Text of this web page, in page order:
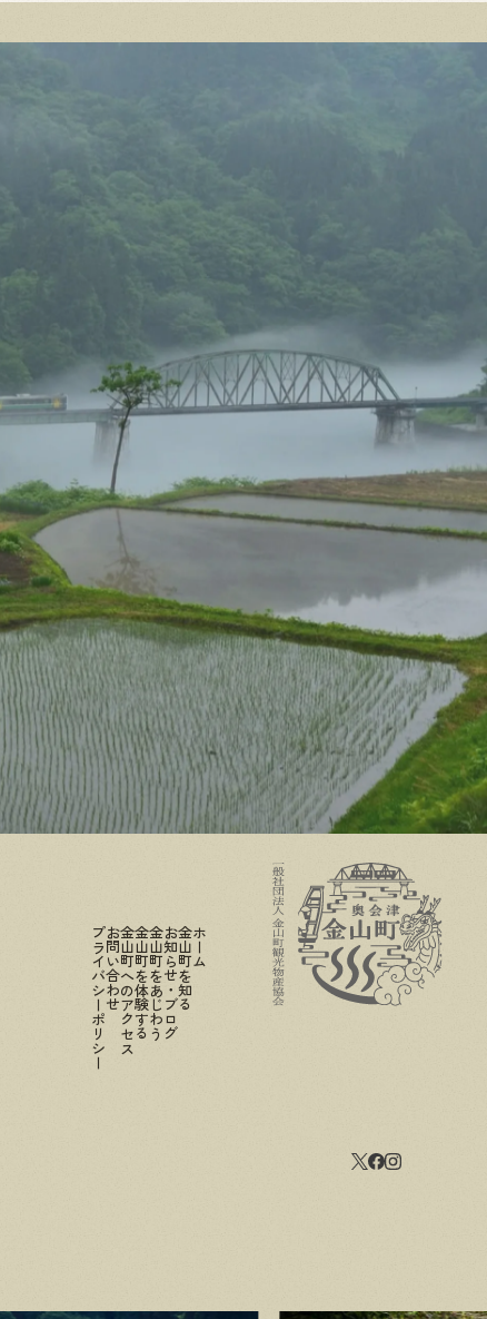
ホーム
金山町を知る
お知らせ・ブログ
金山町をあじわう
金山町を体験する
金山町へのアクセス
お問い合わせ
プライバシーポリシー